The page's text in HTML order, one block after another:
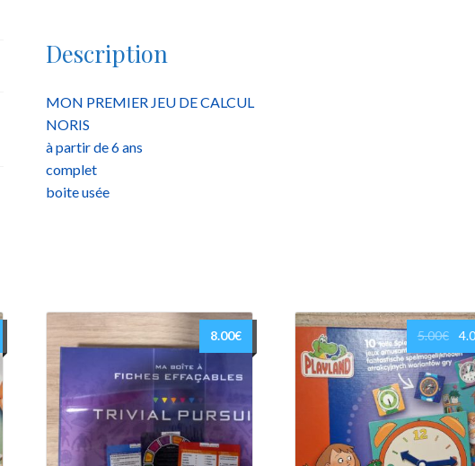
Description
MON PREMIER JEU DE CALCUL
NORIS
à partir de 6 ans
complet
boite usée
8.00€ 5.00€
Le
prix